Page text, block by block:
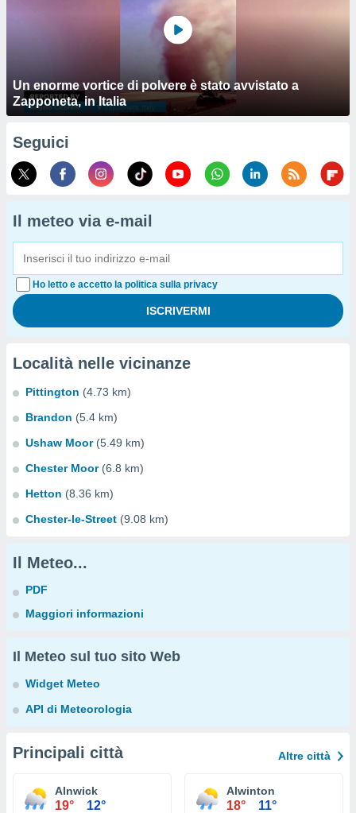
Un enorme vortice di polvere è stato avvistato a
Zapponeta, in Italia
Seguici
Il meteo via e-mail
Ho letto e accetto la politica sulla privacy
Località nelle vicinanze
Pittington (4.73 km)
Brandon (5.4 km)
Ushaw Moor (5.49 km)
Chester Moor (6.8 km)
Hetton (8.36 km)
Chester-le-Street (9.08 km)
Il Meteo...
PDF
Maggiori informazioni
Il Meteo sul tuo sito Web
Widget Meteo
API di Meteorologia
Principali città Altre città
Alnwick
19° 12°
Alwinton
18° 11°